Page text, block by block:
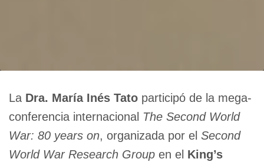
La Dra. María Inés Tato participó de la mega-
conferencia internacional The Second World
War: 80 years on, organizada por elSecond
World War Research Group en el King’s